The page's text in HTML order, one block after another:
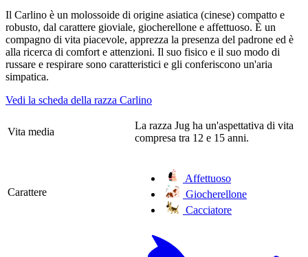
Il Carlino è un molossoide di origine asiatica (cinese) compatto e
robusto, dal carattere gioviale, giocherellone e affettuoso. È un
compagno di vita piacevole, apprezza la presenza del padrone ed è
alla ricerca di comfort e attenzioni. Il suo fisico e il suo modo di
russare e respirare sono caratteristici e gli conferiscono un'aria
simpatica.
Vedi la scheda della razza Carlino
Vita media
La razza Jug ha un'aspettativa di vita
compresa tra 12 e 15 anni.
Carattere
Affettuoso
Giocherellone
Cacciatore